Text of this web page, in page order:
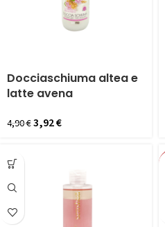
Docciaschiuma altea e
latte avena
4,90€3,92€